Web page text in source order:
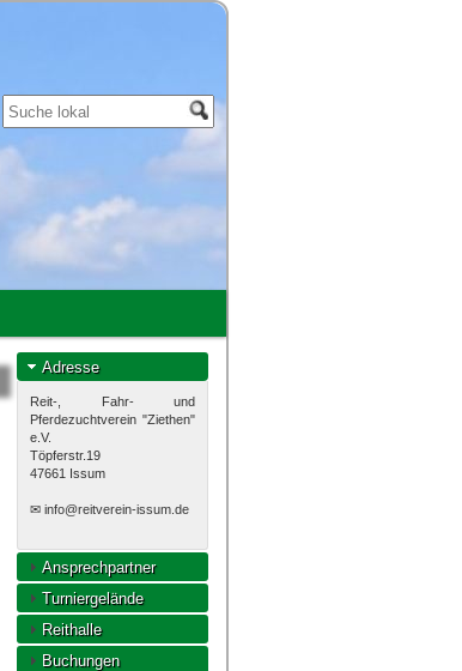
Adresse
Reit-, Fahr- und
Pferdezuchtverein "Ziethen"
e.V.
Töpferstr.19
47661 Issum
✉ info@reitverein-issum.de
Ansprechpartner
Turniergelände
Reithalle
Buchungen